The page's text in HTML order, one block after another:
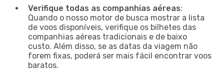
Verifique todas as companhias aéreas:
Quando o nosso motor de busca mostrar a lista
de voos disponíveis, verifique os bilhetes das
companhias aéreas tradicionais e de baixo
custo. Além disso, se as datas da viagem não
forem fixas, poderá ser mais fácil encontrar voos
baratos.